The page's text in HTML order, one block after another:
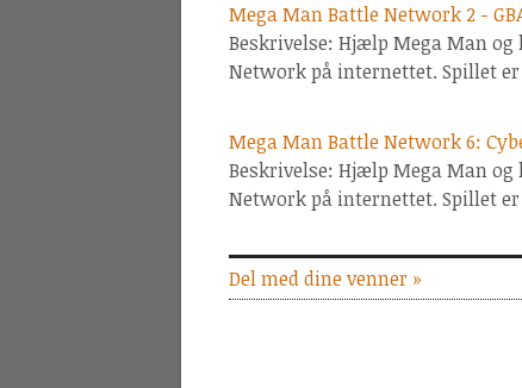
Mega Man Battle Network 2 -
Beskrivelse: Hjælp Mega Man
Network på internettet. Spillet
Mega Man Battle Network 6:
Beskrivelse: Hjælp Mega Man
Network på internettet. Spillet
Del med dine venner »